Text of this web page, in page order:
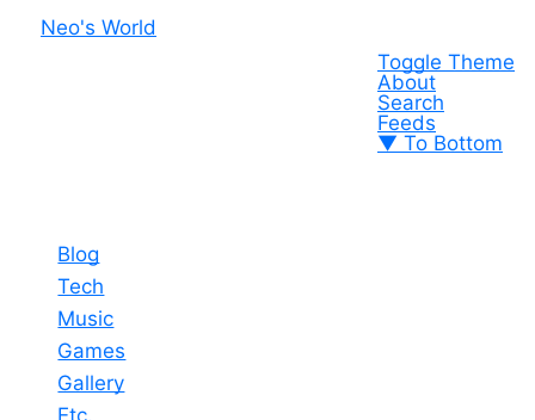
Neo's World
Toggle Theme
About
Search
Feeds
▼ To Bottom
Blog
Tech
Music
Games
Gallery